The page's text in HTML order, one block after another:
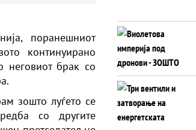
поранешниот
континуирано
неговиот брак со
зошто луѓето се
со другите